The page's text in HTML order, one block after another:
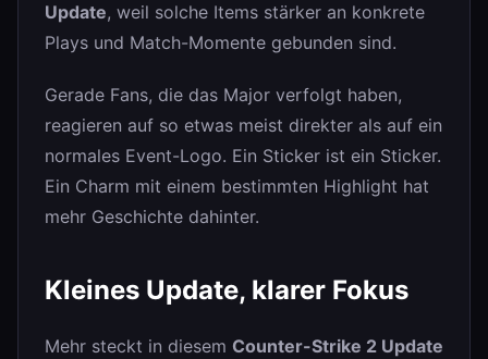
Update, weil solche Items stärker an konkrete
Plays und Match-Momente gebunden sind.
Gerade Fans, die das Major verfolgt haben,
reagieren auf so etwas meist direkter als auf ein
normales Event-Logo. Ein Sticker ist ein Sticker.
Ein Charm mit einem bestimmten Highlight hat
mehr Geschichte dahinter.
Kleines Update, klarer Fokus
Mehr steckt in diesem Counter-Strike 2 Update